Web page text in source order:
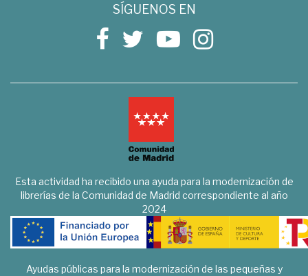
SÍGUENOS EN
Esta actividad ha recibido una ayuda para la modernización de
librerías de la Comunidad de Madrid correspondiente al año
2024
Ayudas públicas para la modernización de las pequeñas y